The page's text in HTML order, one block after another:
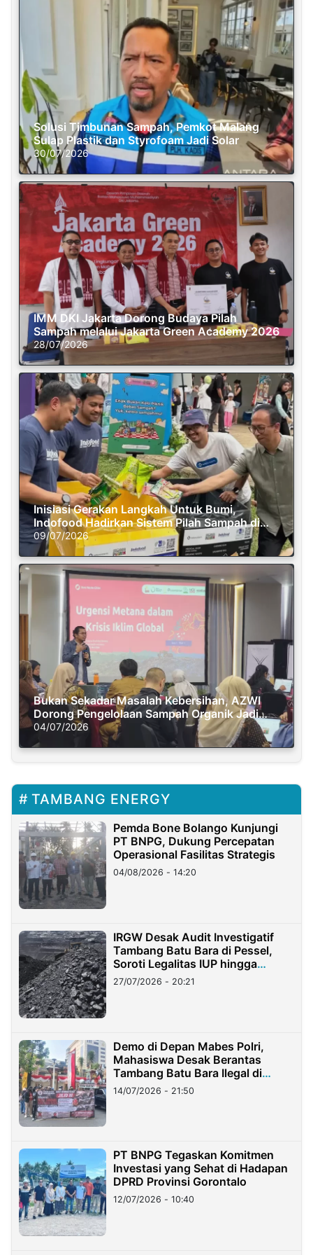
Solusi Timbunan Sampah, Pemkot Malang
Sulap Plastik dan Styrofoam Jadi Solar
30/07/2026
IMM DKI Jakarta Dorong Budaya Pilah
Sampah melalui Jakarta Green Academy 2026
28/07/2026
Inisiasi Gerakan Langkah Untuk Bumi,
Indofood Hadirkan Sistem Pilah Sampah di
Semasa Piknik
09/07/2026
Bukan Sekadar Masalah Kebersihan, AZWI
Dorong Pengelolaan Sampah Organik Jadi
Solusi Krisis Iklim
04/07/2026
TAMBANG ENERGY
Pemda Bone Bolango Kunjungi
PT BNPG, Dukung Percepatan
Operasional Fasilitas Strategis
04/08/2026 - 14:20
IRGW Desak Audit Investigatif
Tambang Batu Bara di Pessel,
Soroti Legalitas IUP hingga
Stockpile
27/07/2026 - 20:21
Demo di Depan Mabes Polri,
Mahasiswa Desak Berantas
Tambang Batu Bara Ilegal di
Lampung
14/07/2026 - 21:50
PT BNPG Tegaskan Komitmen
Investasi yang Sehat di Hadapan
DPRD Provinsi Gorontalo
12/07/2026 - 10:40